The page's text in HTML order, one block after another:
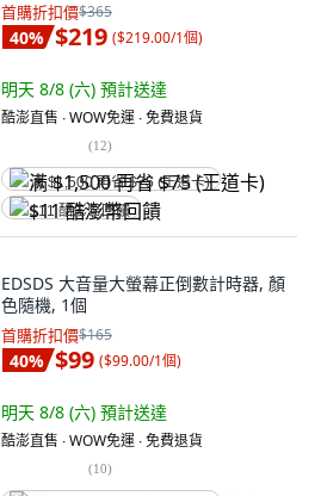
首購折扣價$365
40% $219 ($219.00/1個)
明天 8/8 (六) 預計送達
酷澎直售 ∙ WOW免運 ∙ 免費退貨
(12)
满 $1,500 再省 $75 (王道卡)
$11 酷澎幣回饋
EDSDS 大音量大螢幕正倒數計時器, 顏
色隨機, 1個
首購折扣價$165
40% $99 ($99.00/1個)
明天 8/8 (六) 預計送達
酷澎直售 ∙ WOW免運 ∙ 免費退貨
(10)